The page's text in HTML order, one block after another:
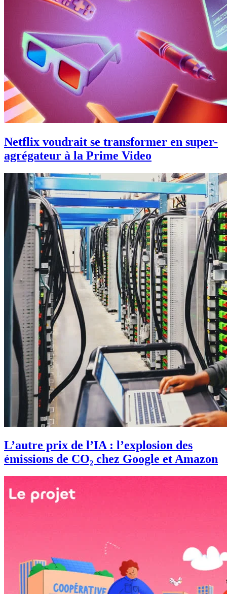
Netflix voudrait se transformer en super-
agrégateur à la Prime Video
L’autre prix de l’IA : l’explosion des
émissions de CO₂ chez Google et Amazon